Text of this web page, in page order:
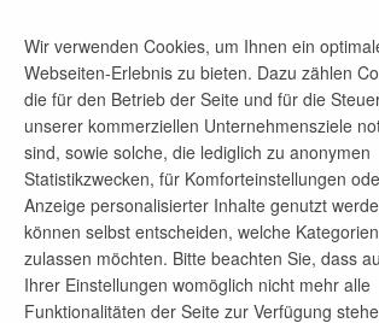
E-Mail-Adresse
kathleen.bullack@arcelormittal.com
Firmenprofil
ArcelorMittal gehört zu den größten
weltweit. Um einen entscheidenden
Schaffung von Klimaneutralität
müssen wir den gesamten
Wir verwenden Cookies, um Ihnen ein
Webseiten-Erlebnis zu bieten. Dazu zählen
die für den Betrieb der Seite und für die
unserer kommerziellen Unternehmensziele
sind, sowie solche, die lediglich zu anonymen
Statistikzwecken, für Komforteinstellungen
Anzeige personalisierter Inhalte genutzt
können selbst entscheiden, welche
zulassen möchten. Bitte beachten Sie, dass
Ihrer Einstellungen womöglich nicht mehr alle
Funktionalitäten der Seite zur Verfügung